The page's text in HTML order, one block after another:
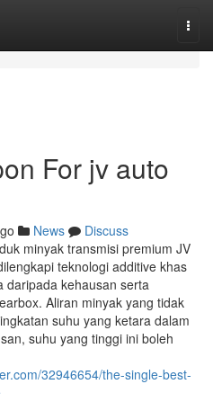
For jv auto
News
Discuss
minyak transmisi premium JV
teknologi additive khas
daripada kehausan serta
Aliran minyak yang tidak
suhu yang ketara dalam
suhu yang tinggi ini boleh
32946654/the-single-best-